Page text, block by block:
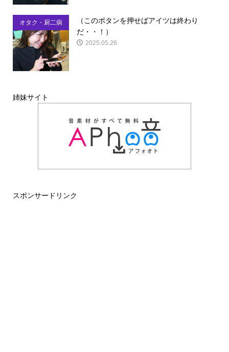
オタク・厨二病
（このボタンを押せばアイツは終わり
だ・・！）
2025.05.26
姉妹サイト
スポンサードリンク